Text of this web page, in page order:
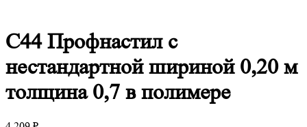
С44Профнастил с
нестандартной шириной 0,20 м
толщина 0,7 в полимере